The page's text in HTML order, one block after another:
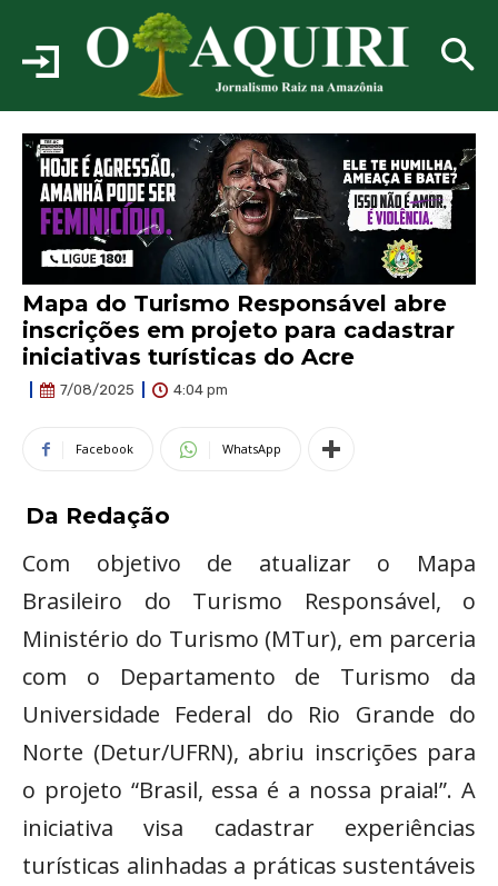
Mapa do Turismo Responsável abre
inscrições em projeto para cadastrar
iniciativas turísticas do Acre
7/08/2025 4:04 pm
Facebook WhatsApp
Da Redação
Com objetivo de atualizar o Mapa
Brasileiro do Turismo Responsável, o
Ministério do Turismo (MTur), em parceria
com o Departamento de Turismo da
Universidade Federal do Rio Grande do
Norte (Detur/UFRN), abriu inscrições para
o projeto “Brasil, essa é a nossa praia!”. A
iniciativa visa cadastrar experiências
turísticas alinhadas a práticas sustentáveis